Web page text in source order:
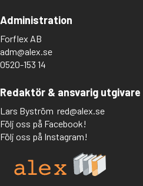
Administration
Forflex AB
adm@alex.se
0520-153 14
Redaktör & ansvarig utgivare
Lars Byström red@alex.se
Följ oss på Facebook!
Följ oss på Instagram!